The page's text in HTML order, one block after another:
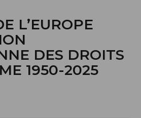
L’EUROPE
DES DROITS
1950-2025